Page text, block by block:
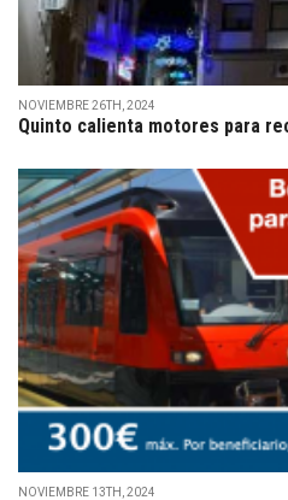
NOVIEMBRE 26TH, 2024
Quinto calienta motores para
NOVIEMBRE 13TH, 2024